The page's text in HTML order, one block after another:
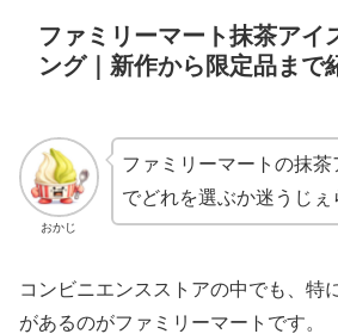
ファミリーマート抹茶アイ
ング｜新作から限定品まで
おかじ
ファミリーマートの抹
でどれを選ぶか迷うじぇ
コンビニエンスストアの中でも、特
があるのがファミリーマートです。